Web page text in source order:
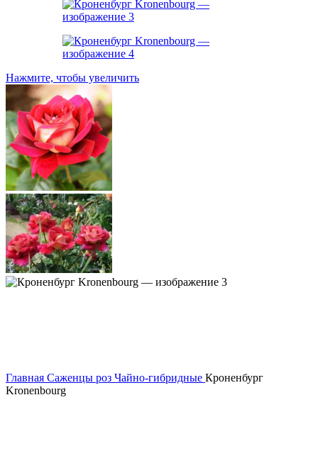
Нажмите, чтобы увеличить
Главная Саженцы роз Чайно-гибридные Кроненбург
Kronenbourg